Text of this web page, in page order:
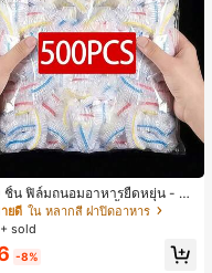
ชิ้น ฟิล์มถนอมอาหารยืดหยุ่น - ฝา
จานใสยืดหยุ่น, ใช้ซ้ำได้, หลากห
งก์ชัน, ไม่มีกลิ่น, ป้องกันฝุ่น เหมา
ขนาดจานทุกขนาด, สิ่งจำเป็นสำ
ยดี ใน หลากสี ฝาปิดอาหาร
sold
-8%